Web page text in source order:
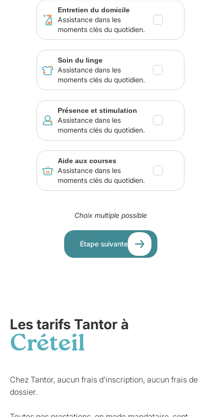
Entretien du domicile
Assistance dans les
moments clés du quotidien.
Soin du linge
Assistance dans les
moments clés du quotidien.
Présence et stimulation
Assistance dans les
moments clés du quotidien.
Aide aux courses
Assistance dans les
moments clés du quotidien.
Choix multiple possible
Étape suivante
Les tarifs Tantor à
Créteil
Chez Tantor, aucun frais d'inscription, aucun frais de
dossier.